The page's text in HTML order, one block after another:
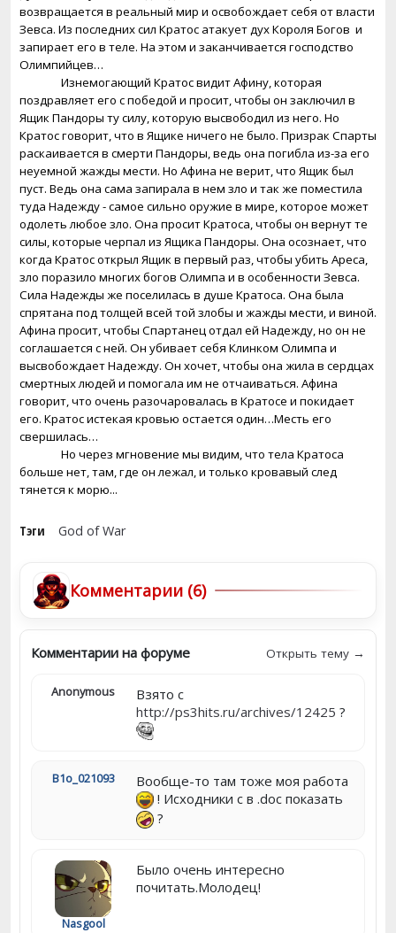
возвращается в реальный мир и освобождает себя от власти
Зевса. Из последних сил Кратос атакует дух Короля Богов и
запирает его в теле. На этом и заканчивается господство
Олимпийцев…
Изнемогающий Кратос видит Афину, которая
поздравляет его с победой и просит, чтобы он заключил в
Ящик Пандоры ту силу, которую высвободил из него. Но
Кратос говорит, что в Ящике ничего не было. Призрак Спарты
раскаивается в смерти Пандоры, ведь она погибла из-за его
неуемной жажды мести. Но Афина не верит, что Ящик был
пуст. Ведь она сама запирала в нем зло и так же поместила
туда Надежду - самое сильно оружие в мире, которое может
одолеть любое зло. Она просит Кратоса, чтобы он вернут те
силы, которые черпал из Ящика Пандоры. Она осознает, что
когда Кратос открыл Ящик в первый раз, чтобы убить Ареса,
зло поразило многих богов Олимпа и в особенности Зевса.
Сила Надежды же поселилась в душе Кратоса. Она была
спрятана под толщей всей той злобы и жажды мести, и виной.
Афина просит, чтобы Спартанец отдал ей Надежду, но он не
соглашается с ней. Он убивает себя Клинком Олимпа и
высвобождает Надежду. Он хочет, чтобы она жила в сердцах
смертных людей и помогала им не отчаиваться. Афина
говорит, что очень разочаровалась в Кратосе и покидает
его. Кратос истекая кровью остается один…Месть его
свершилась…
Но через мгновение мы видим, что тела Кратоса
больше нет, там, где он лежал, и только кровавый след
тянется к морю...
Тэги God of War
Комментарии (6)
Комментарии на форуме Открыть тему →
Anonymous
Взято с
http://ps3hits.ru/archives/12425 ?
B1o_021093
Вообще-то там тоже моя работа
! Исходники с в .doc показать
?
Nasgool
Было очень интересно
почитать.Молодец!